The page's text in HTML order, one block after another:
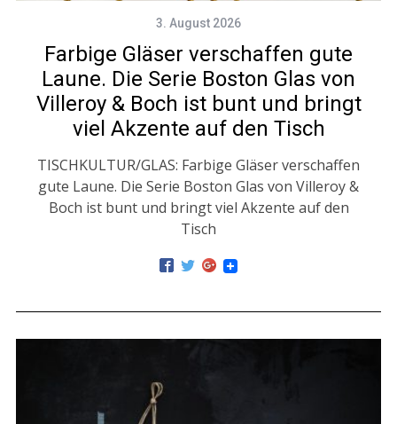
3. August 2026
Farbige Gläser verschaffen gute
Laune. Die Serie Boston Glas von
Villeroy & Boch ist bunt und bringt
viel Akzente auf den Tisch
TISCHKULTUR/GLAS: Farbige Gläser verschaffen
gute Laune. Die Serie Boston Glas von Villeroy &
Boch ist bunt und bringt viel Akzente auf den
Tisch